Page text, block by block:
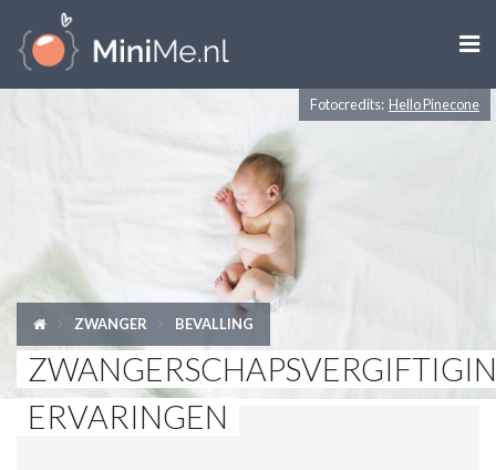

PEUTER
KIND
LIFESTYLE
Fotocredits: Hello Pinecone
ZWANGER BEVALLING
ERVARINGEN